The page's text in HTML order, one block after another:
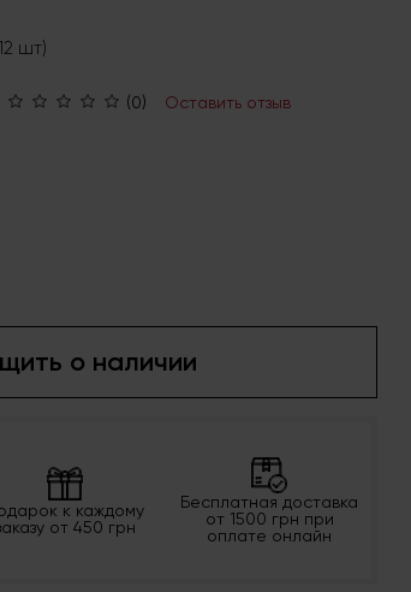
шт)
(0) Оставить отзыв
о наличии
к каждому
от 450 грн
Бесплатная доставка
от 1500 грн при
оплате онлайн